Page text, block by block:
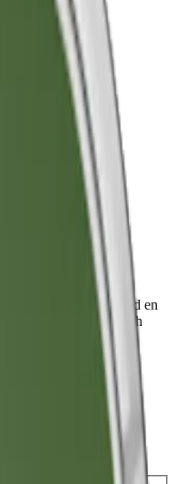
Vit
normalstarkt snus med en
av läder och en fräsch
OBS! Lundgrens
att beställa.
Vit Portion